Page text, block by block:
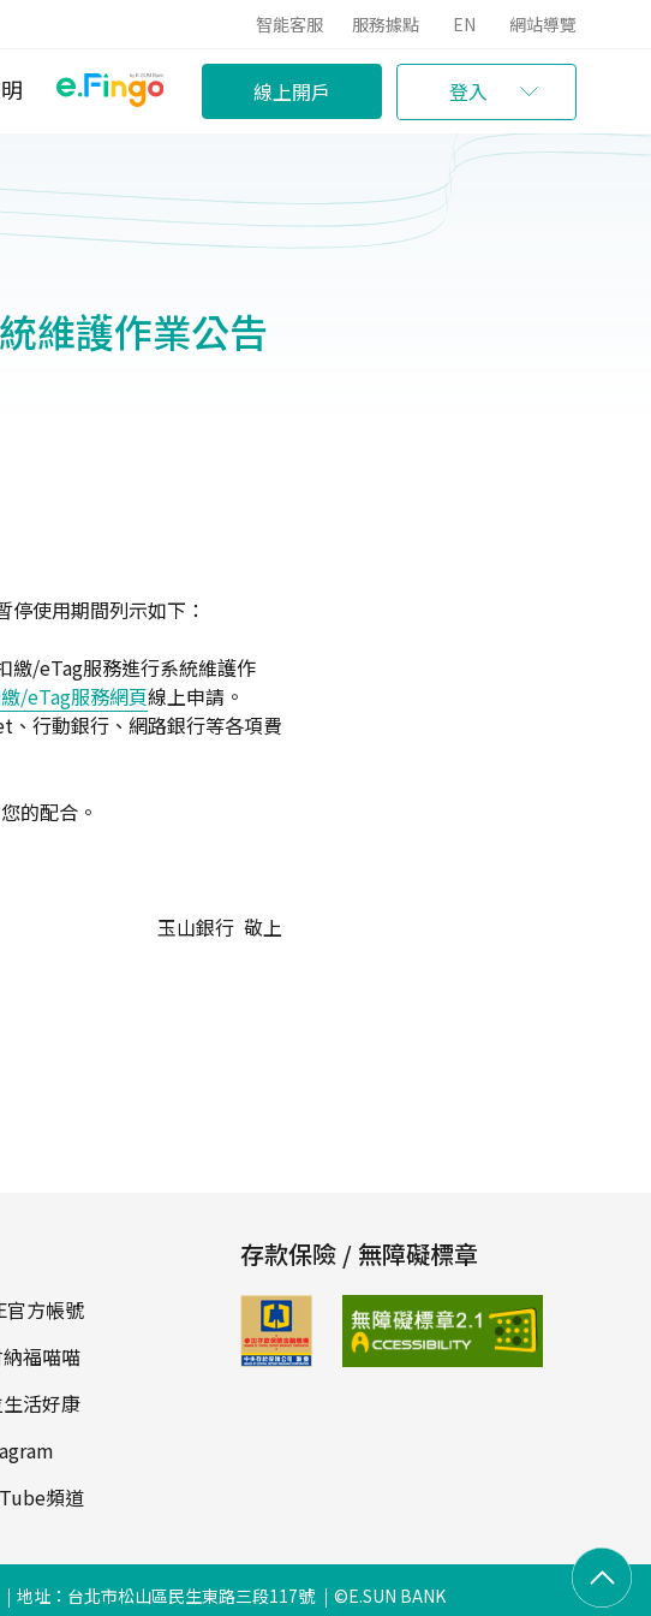
智能客服 服務據點 EN 網站導覽
線上開戶 登入
維護作業公告
使用期間列示如下：
繳/eTag服務進行系統維護作
/eTag服務網頁線上申請。
行動銀行、網路銀行等各項費
的配合。
玉山銀行 敬上
官方帳號
福喵喵
活好康
頻道
存款保險 / 無障礙標章
地址：台北市松山區民生東路三段117號 ©E.SUN BANK